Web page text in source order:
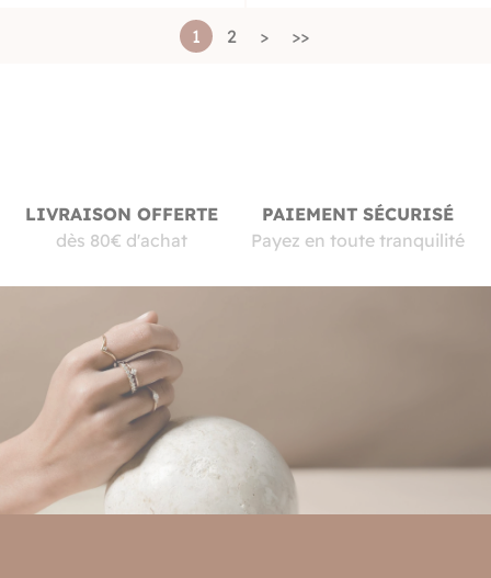
1 2 > >>
LIVRAISON OFFERTE
dès 80€ d'achat
PAIEMENT SÉCURISÉ
Payez en toute tranquilité